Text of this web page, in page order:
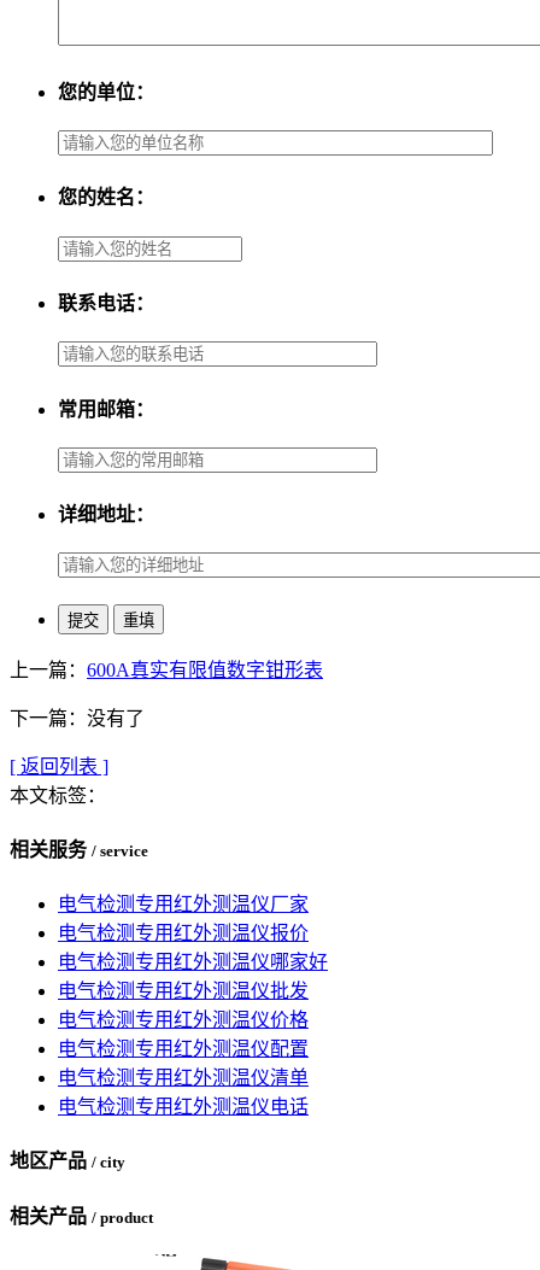
您的单位：
您的姓名：
联系电话：
常用邮箱：
详细地址：
上一篇： 600A真实有限值数字钳形表
下一篇：没有了
[ 返回列表 ]
本文标签：
相关服务 / service
电气检测专用红外测温仪厂家
电气检测专用红外测温仪报价
电气检测专用红外测温仪哪家好
电气检测专用红外测温仪批发
电气检测专用红外测温仪价格
电气检测专用红外测温仪配置
电气检测专用红外测温仪清单
电气检测专用红外测温仪电话
地区产品 / city
相关产品 / product